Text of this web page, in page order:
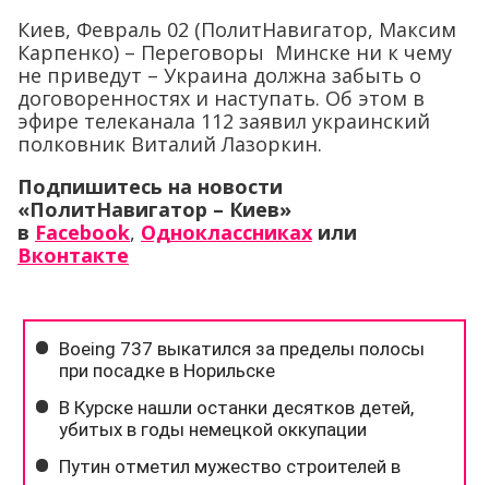
Киев, Февраль 02 (ПолитНавигатор, Максим
Карпенко) – Переговоры Минске ни к чему
не приведут – Украина должна забыть о
договоренностях и наступать. Об этом в
эфире телеканала 112 заявил украинский
полковник Виталий Лазоркин.
Подпишитесь на новости
«ПолитНавигатор – Киев»
в Facebook, Одноклассниках или
Вконтакте